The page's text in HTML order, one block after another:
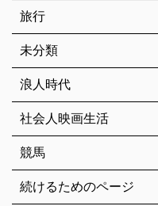
旅行
未分類
浪人時代
社会人映画生活
競馬
続けるためのページ